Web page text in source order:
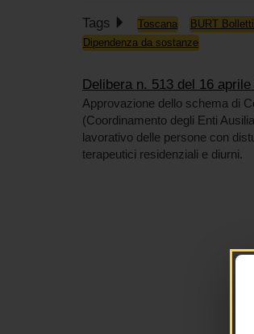
Tags Toscana BURT
Dipendenza da sostanze
Delibera n. 513 del 16 aprile
Approvazione dello schema di
(Coordinamento degli Enti
lavorativo delle persone con
terapeutici residenziali e diurni.